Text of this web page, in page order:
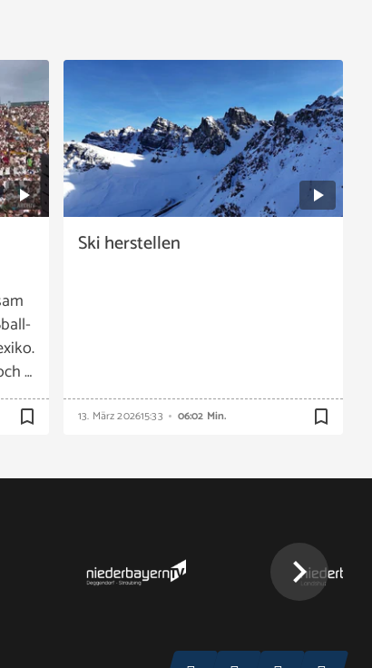
…
bookmark_border
Ski herstellen
13. März 202615:33 06:02 Min. bookmark_border
chevron_right